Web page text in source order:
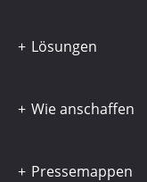
Lösungen
Wie anschaffen
Pressemappen